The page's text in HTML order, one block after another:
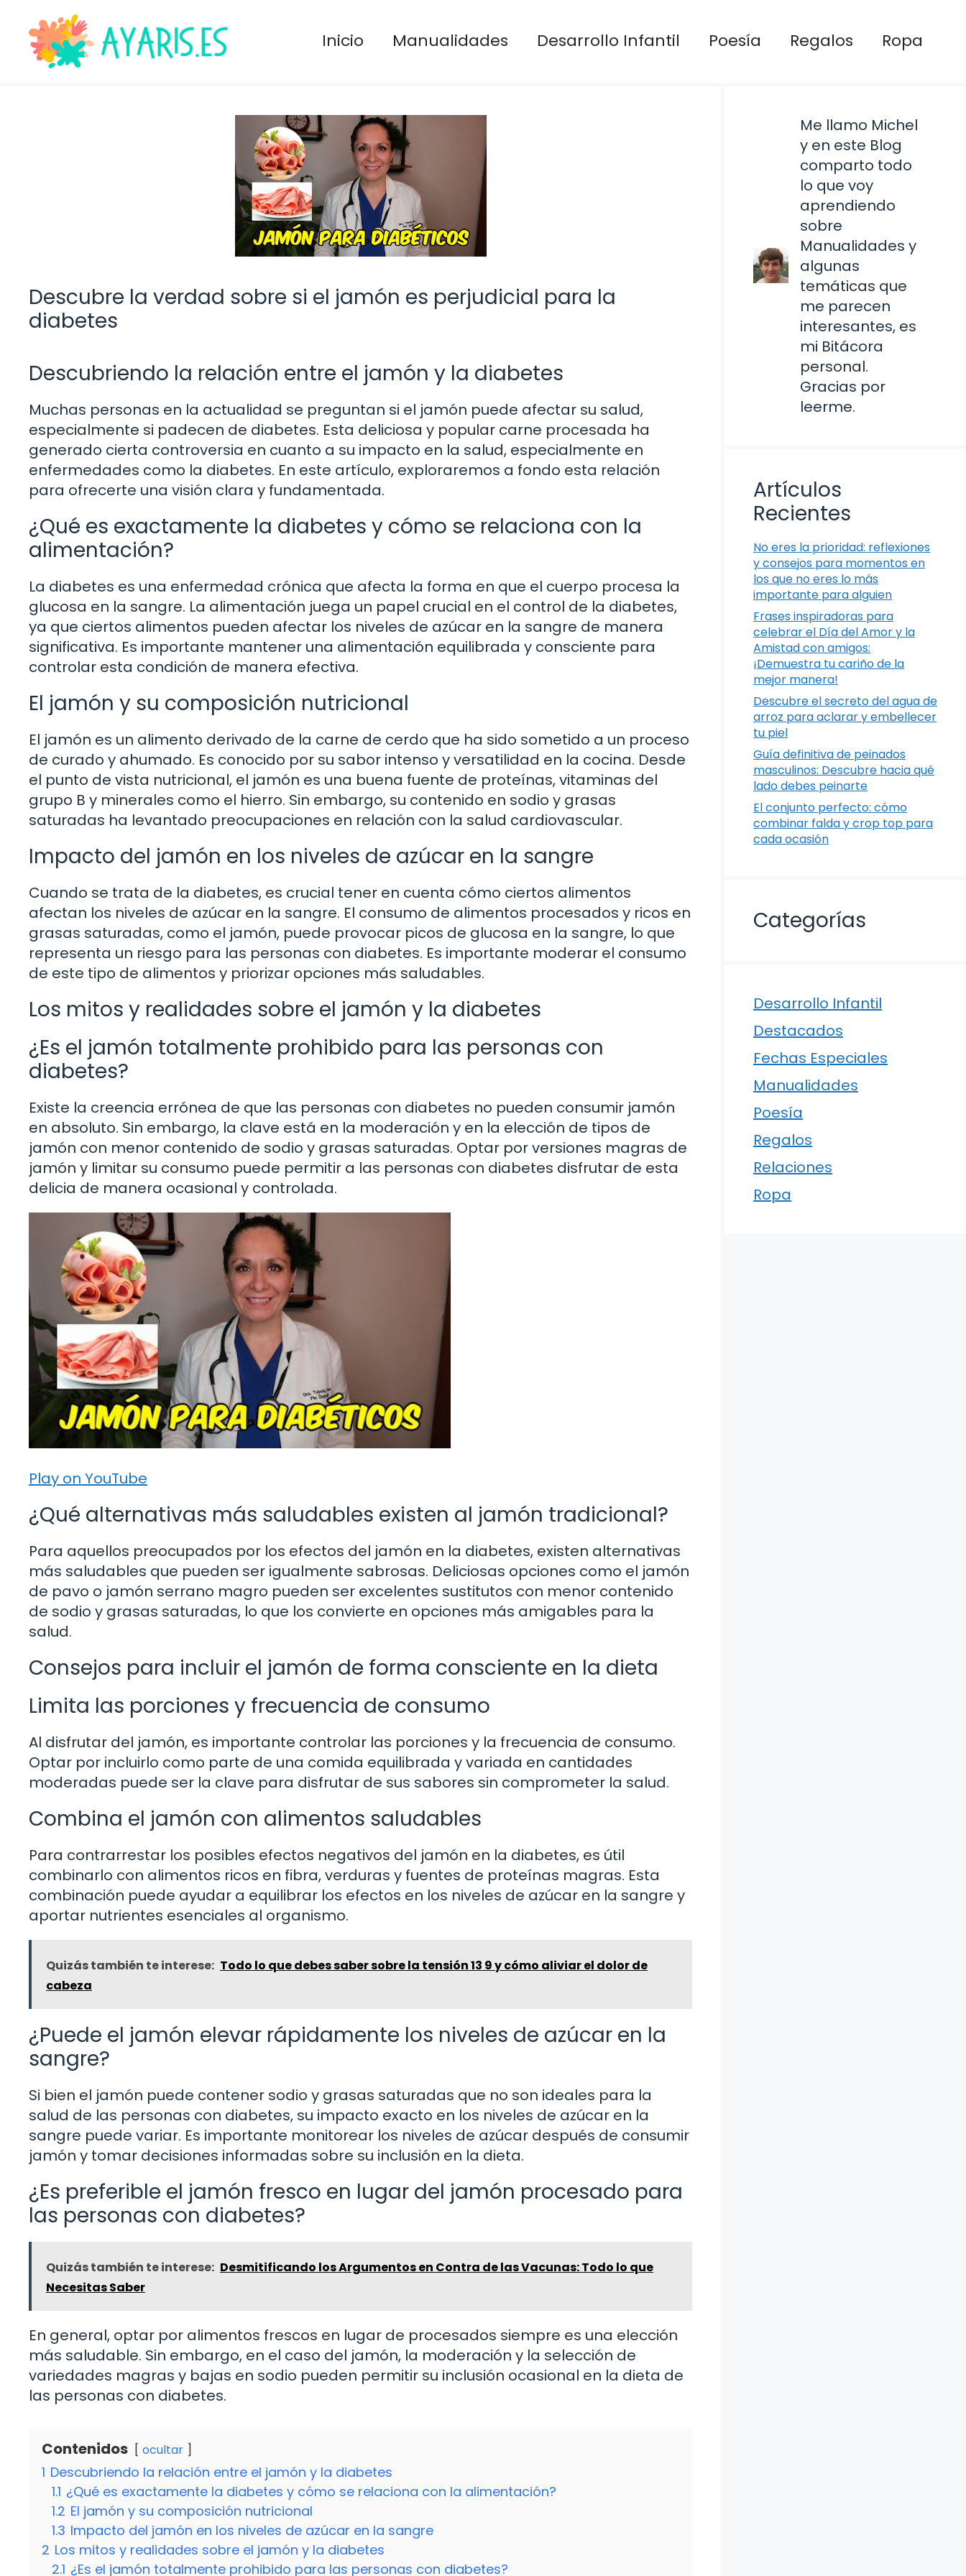
contenido
Inicio Manualidades Desarrollo Infantil Poesía Regalos Ropa
Descubre la verdad sobre si el jamón es perjudicial para la
diabetes
Descubriendo la relación entre el jamón y la diabetes
Muchas personas en la actualidad se preguntan si el jamón puede afectar su salud,
especialmente si padecen de diabetes. Esta deliciosa y popular carne procesada ha
generado cierta controversia en cuanto a su impacto en la salud, especialmente en
enfermedades como la diabetes. En este artículo, exploraremos a fondo esta relación
para ofrecerte una visión clara y fundamentada.
¿Qué es exactamente la diabetes y cómo se relaciona con la
alimentación?
La diabetes es una enfermedad crónica que afecta la forma en que el cuerpo procesa la
glucosa en la sangre. La alimentación juega un papel crucial en el control de la diabetes,
ya que ciertos alimentos pueden afectar los niveles de azúcar en la sangre de manera
significativa. Es importante mantener una alimentación equilibrada y consciente para
controlar esta condición de manera efectiva.
El jamón y su composición nutricional
El jamón es un alimento derivado de la carne de cerdo que ha sido sometido a un proceso
de curado y ahumado. Es conocido por su sabor intenso y versatilidad en la cocina. Desde
el punto de vista nutricional, el jamón es una buena fuente de proteínas, vitaminas del
grupo B y minerales como el hierro. Sin embargo, su contenido en sodio y grasas
saturadas ha levantado preocupaciones en relación con la salud cardiovascular.
Impacto del jamón en los niveles de azúcar en la sangre
Cuando se trata de la diabetes, es crucial tener en cuenta cómo ciertos alimentos
afectan los niveles de azúcar en la sangre. El consumo de alimentos procesados y ricos en
grasas saturadas, como el jamón, puede provocar picos de glucosa en la sangre, lo que
representa un riesgo para las personas con diabetes. Es importante moderar el consumo
de este tipo de alimentos y priorizar opciones más saludables.
Los mitos y realidades sobre el jamón y la diabetes
¿Es el jamón totalmente prohibido para las personas con
diabetes?
Existe la creencia errónea de que las personas con diabetes no pueden consumir jamón
en absoluto. Sin embargo, la clave está en la moderación y en la elección de tipos de
jamón con menor contenido de sodio y grasas saturadas. Optar por versiones magras de
jamón y limitar su consumo puede permitir a las personas con diabetes disfrutar de esta
delicia de manera ocasional y controlada.
Play on YouTube
¿Qué alternativas más saludables existen al jamón tradicional?
Para aquellos preocupados por los efectos del jamón en la diabetes, existen alternativas
más saludables que pueden ser igualmente sabrosas. Deliciosas opciones como el jamón
de pavo o jamón serrano magro pueden ser excelentes sustitutos con menor contenido
de sodio y grasas saturadas, lo que los convierte en opciones más amigables para la
salud.
Consejos para incluir el jamón de forma consciente en la dieta
Limita las porciones y frecuencia de consumo
Al disfrutar del jamón, es importante controlar las porciones y la frecuencia de consumo.
Optar por incluirlo como parte de una comida equilibrada y variada en cantidades
moderadas puede ser la clave para disfrutar de sus sabores sin comprometer la salud.
Combina el jamón con alimentos saludables
Para contrarrestar los posibles efectos negativos del jamón en la diabetes, es útil
combinarlo con alimentos ricos en fibra, verduras y fuentes de proteínas magras. Esta
combinación puede ayudar a equilibrar los efectos en los niveles de azúcar en la sangre y
aportar nutrientes esenciales al organismo.
Quizás también te interese: Todo lo que debes saber sobre la tensión 13 9 y cómo aliviar el dolor de
cabeza
¿Puede el jamón elevar rápidamente los niveles de azúcar en la
sangre?
Si bien el jamón puede contener sodio y grasas saturadas que no son ideales para la
salud de las personas con diabetes, su impacto exacto en los niveles de azúcar en la
sangre puede variar. Es importante monitorear los niveles de azúcar después de consumir
jamón y tomar decisiones informadas sobre su inclusión en la dieta.
¿Es preferible el jamón fresco en lugar del jamón procesado para
las personas con diabetes?
Quizás también te interese: Desmitificando los Argumentos en Contra de las Vacunas: Todo lo que
Necesitas Saber
En general, optar por alimentos frescos en lugar de procesados siempre es una elección
más saludable. Sin embargo, en el caso del jamón, la moderación y la selección de
variedades magras y bajas en sodio pueden permitir su inclusión ocasional en la dieta de
las personas con diabetes.
Contenidos ocultar
1 Descubriendo la relación entre el jamón y la diabetes
1.1 ¿Qué es exactamente la diabetes y cómo se relaciona con la alimentación?
1.2 El jamón y su composición nutricional
1.3 Impacto del jamón en los niveles de azúcar en la sangre
2 Los mitos y realidades sobre el jamón y la diabetes
2.1 ¿Es el jamón totalmente prohibido para las personas con diabetes?
Me llamo Michel
y en este Blog
comparto todo
lo que voy
aprendiendo
sobre
Manualidades y
algunas
temáticas que
me parecen
interesantes, es
mi Bitácora
personal.
Gracias por
leerme.
Artículos
Recientes
No eres la prioridad: reflexiones
y consejos para momentos en
los que no eres lo más
importante para alguien
Frases inspiradoras para
celebrar el Día del Amor y la
Amistad con amigos:
¡Demuestra tu cariño de la
mejor manera!
Descubre el secreto del agua de
arroz para aclarar y embellecer
tu piel
Guía definitiva de peinados
masculinos: Descubre hacia qué
lado debes peinarte
El conjunto perfecto: cómo
combinar falda y crop top para
cada ocasión
Categorías
Desarrollo Infantil
Destacados
Fechas Especiales
Manualidades
Poesía
Regalos
Relaciones
Ropa